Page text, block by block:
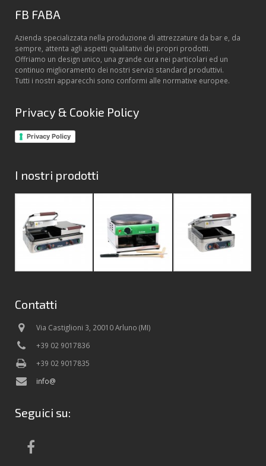
FB FABA
Azienda specializzata nella produzione di attrezzature da bar e, da
sempre, attenta agli aspetti qualitativi dei propri prodotti.
Offriamo un design unico, una grande cura nei particolari ed un
continuo miglioramento dei nostri servizi standard produttivi.
Tutti i nostri apparecchi sono conformi alle normative europee.
Privacy & Cookie Policy
Privacy Policy
I nostri prodotti
Contatti
Via Castiglioni 3, 20010 Arluno (MI)
+39 02 9017836
+39 02 9017835
info@
Seguici su: